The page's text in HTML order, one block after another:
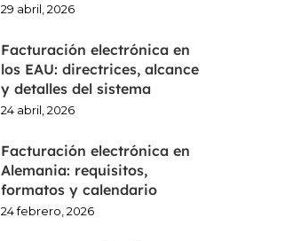
29 abril, 2026
Facturación electrónica en
los EAU: directrices, alcance
y detalles del sistema
24 abril, 2026
Facturación electrónica en
Alemania: requisitos,
formatos y calendario
24 febrero, 2026